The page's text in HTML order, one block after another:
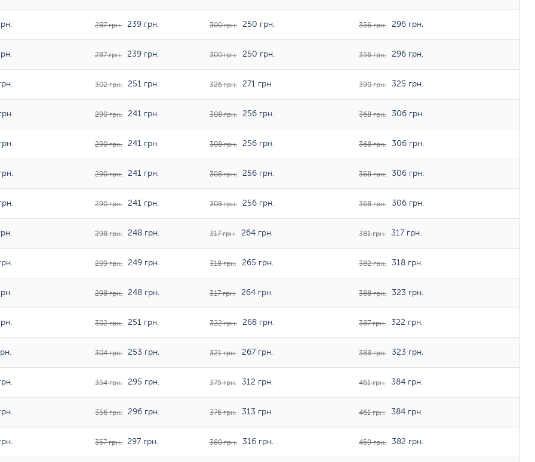
287 грн. 239 грн. 300 грн. 250 грн. 356 грн. 296 грн.
287 грн. 239 грн. 300 грн. 250 грн. 356 грн. 296 грн.
302 грн. 251 грн. 326 грн. 271 грн. 390 грн. 325 грн.
290 грн. 241 грн. 308 грн. 256 грн. 368 грн. 306 грн.
290 грн. 241 грн. 308 грн. 256 грн. 368 грн. 306 грн.
290 грн. 241 грн. 308 грн. 256 грн. 368 грн. 306 грн.
290 грн. 241 грн. 308 грн. 256 грн. 368 грн. 306 грн.
298 грн. 248 грн. 317 грн. 264 грн. 381 грн. 317 грн.
299 грн. 249 грн. 318 грн. 265 грн. 382 грн. 318 грн.
298 грн. 248 грн. 317 грн. 264 грн. 388 грн. 323 грн.
302 грн. 251 грн. 322 грн. 268 грн. 387 грн. 322 грн.
304 грн. 253 грн. 321 грн. 267 грн. 388 грн. 323 грн.
354 грн. 295 грн. 375 грн. 312 грн. 461 грн. 384 грн.
356 грн. 296 грн. 376 грн. 313 грн. 461 грн. 384 грн.
357 грн. 297 грн. 380 грн. 316 грн. 459 грн. 382 грн.